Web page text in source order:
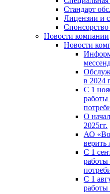
Стандарт
Лицензии и
Спонсорство
Новости компании
Новости
в 2024
С 1
О
2025гг.
АО
верить
С 1
С 1